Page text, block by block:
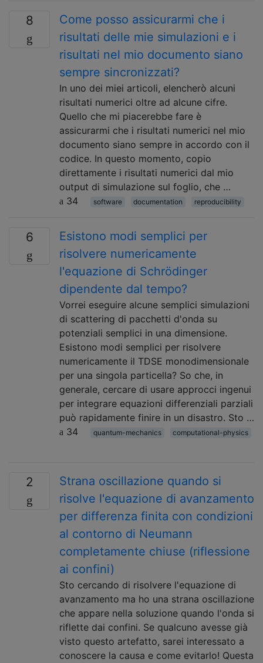
8
Come posso assicurarmi che i
risultati delle mie simulazioni e i
risultati nel mio documento siano
sempre sincronizzati?
In uno dei miei articoli, elencherò alcuni
risultati numerici oltre ad alcune cifre.
Quello che mi piacerebbe fare è
assicurarmi che i risultati numerici nel mio
documento siano sempre in accordo con il
codice. In questo momento, copio
direttamente i risultati numerici dal mio
output di simulazione sul foglio, che …
34
software documentation reproducibility
6
Esistono modi semplici per
risolvere numericamente
l'equazione di Schrödinger
dipendente dal tempo?
Vorrei eseguire alcune semplici simulazioni
di scattering di pacchetti d'onda su
potenziali semplici in una dimensione.
Esistono modi semplici per risolvere
numericamente il TDSE monodimensionale
per una singola particella? So che, in
generale, cercare di usare approcci ingenui
per integrare equazioni differenziali parziali
può rapidamente finire in un disastro. Sto …
34
quantum-mechanics computational-physics
2
Strana oscillazione quando si
risolve l'equazione di avanzamento
per differenza finita con condizioni
al contorno di Neumann
completamente chiuse (riflessione
ai confini)
Sto cercando di risolvere l'equazione di
avanzamento ma ho una strana oscillazione
che appare nella soluzione quando l'onda si
riflette dai confini. Se qualcuno avesse già
visto questo artefatto, sarei interessato a
conoscere la causa e come evitarlo! Questa